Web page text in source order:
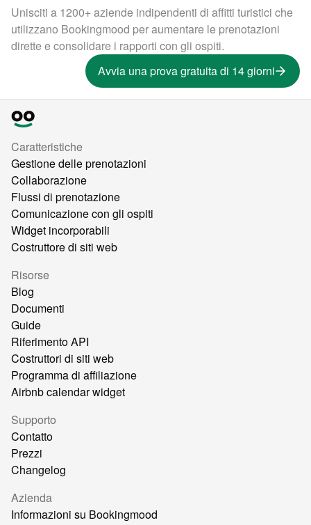
Unisciti a 1200+ aziende indipendenti di affitti turistici che
utilizzano Bookingmood per aumentare le prenotazioni
dirette e consolidare i rapporti con gli ospiti.
Avvia una prova gratuita di 14 giorni
Caratteristiche
Gestione delle prenotazioni
Collaborazione
Flussi di prenotazione
Comunicazione con gli ospiti
Widget incorporabili
Costruttore di siti web
Risorse
Blog
Documenti
Guide
Riferimento API
Costruttori di siti web
Programma di affiliazione
Airbnb calendar widget
Supporto
Contatto
Prezzi
Changelog
Azienda
Informazioni su Bookingmood